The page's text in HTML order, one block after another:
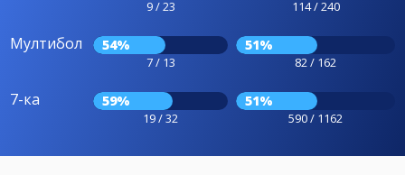
9 / 23 114 / 240
Мултибол 54%
7 / 13
51%
82 / 162
7-ка 59%
19 / 32
51%
590 / 1162